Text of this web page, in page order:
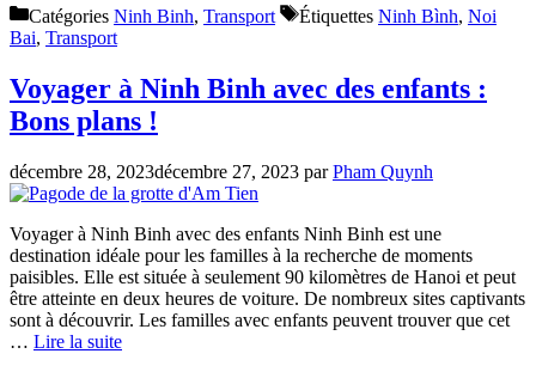
Catégories Ninh Binh, Transport Étiquettes Ninh Bình, Noi
Bai, Transport
Voyager à Ninh Binh avec des enfants :
Bons plans !
décembre 28, 2023décembre 27, 2023 parPham Quynh
Voyager à Ninh Binh avec des enfants Ninh Binh est une
destination idéale pour les familles à la recherche de moments
paisibles. Elle est située à seulement 90 kilomètres de Hanoi et peut
être atteinte en deux heures de voiture. De nombreux sites captivants
sont à découvrir. Les familles avec enfants peuvent trouver que cet
… Lire la suite